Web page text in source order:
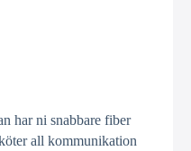
har ni snabbare fiber
all kommunikation